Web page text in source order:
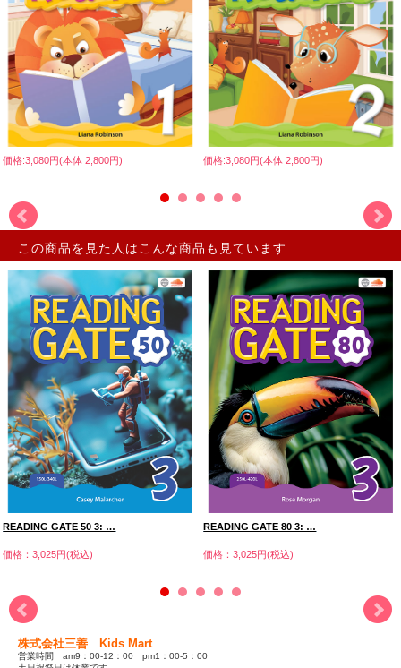
価格:3,080円(本体 2,800円) 価格:3,080円(本体 2,800円)
この商品を見た人はこんな商品も見ています
READING GATE 50 3: …
価格：3,025円(税込)
READING GATE 80 3: …
価格：3,025円(税込)
株式会社三善 Kids Mart
営業時間 am9：00-12：00 pm1：00-5：00